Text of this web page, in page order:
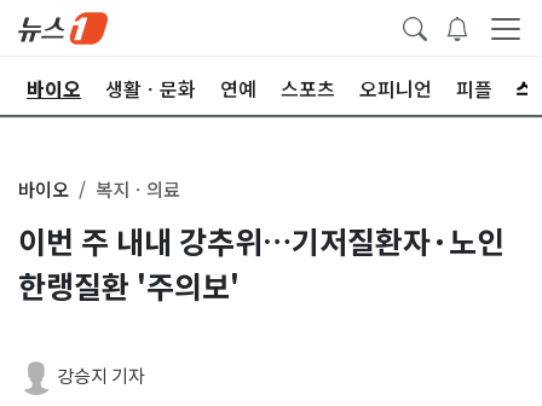
바이오 생활ㆍ문화 연예 스포츠 오피니언 피플
바이오 복지ㆍ의료
이번 주 내내 강추위…기저질환자·노인
한랭질환 '주의보'
강승지 기자